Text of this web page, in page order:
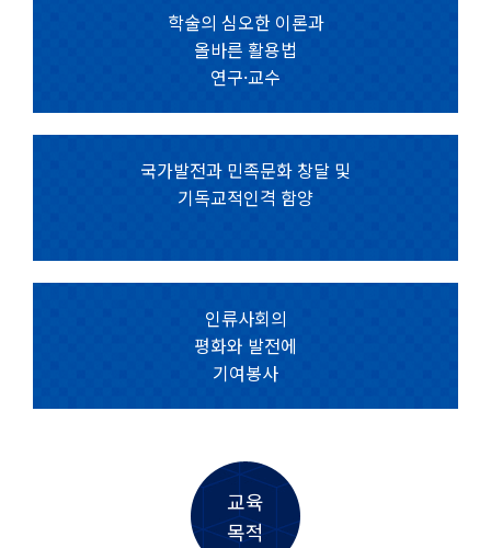
학술의 심오한 이론과
올바른 활용법
연구·교수
국가발전과 민족문화 창달 및
기독교적인격 함양
인류사회의
평화와 발전에
기여봉사
교육
목적